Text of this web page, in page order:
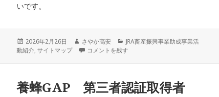
いです。
投
稿
2026年2月26日
作
成
さやか高安
カ
テ
JRA畜産振興事業助成事業活
動紹介,サイトマップ ニホンミツバチ飼育アンケート ご協力のお願い に
コメントを残す
養蜂GAP 第三者認証取得者